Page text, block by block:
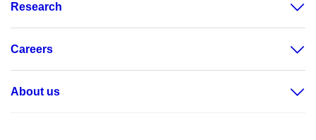
Research
Careers
About us